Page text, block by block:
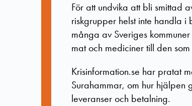
För att undvika att bli smittad
riskgrupper helst inte handla i
många av Sveriges
mat och mediciner till den
Krisinformation.se har pratat
Surahammar, om hur
leveranser och betalning.